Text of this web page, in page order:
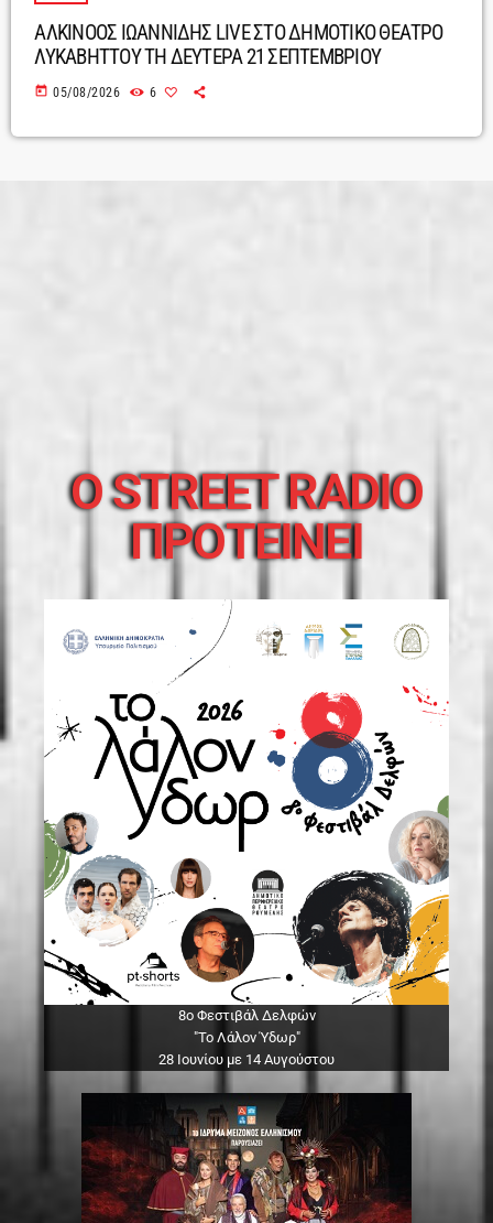
ΑΛΚΙΝΟΟΣ ΙΩΑΝΝΙΔΗΣ LIVE ΣΤΟ ΔΗΜΟΤΙΚΟ ΘΕΑΤΡΟ
ΛΥΚΑΒΗΤΤΟΥ ΤΗ ΔΕΥΤΕΡΑ 21 ΣΕΠΤΕΜΒΡΙΟΥ
today 05/08/2026 6
O STREET RADIO
ΠΡΟΤΕΙΝΕΙ
8ο Φεστιβάλ Δελφών
"Το Λάλον Ύδωρ"
28 Ιουνίου με 14 Αυγούστου